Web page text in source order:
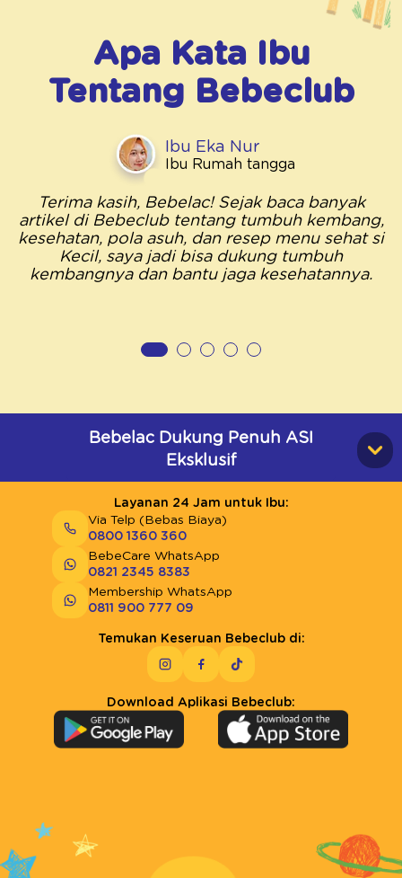
Apa Kata Ibu
Tentang Bebeclub
Ibu Eka Nur
Ibu Rumah tangga
Terima kasih, Bebelac! Sejak baca banyak
artikel di Bebeclub tentang tumbuh kembang,
kesehatan, pola asuh, dan resep menu sehat si
Kecil, saya jadi bisa dukung tumbuh
kembangnya dan bantu jaga kesehatannya.
Bebelac Dukung Penuh ASI
Eksklusif
Layanan 24 Jam untuk Ibu:
Via Telp (Bebas Biaya)
0800 1360 360
BebeCare WhatsApp
0821 2345 8383
Membership WhatsApp
0811 900 777 09
Temukan Keseruan Bebeclub di:
Download Aplikasi Bebeclub: